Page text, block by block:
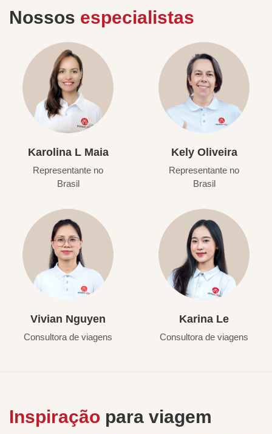
Nossos especialistas
Karolina L Maia
Representante no
Brasil
Kely Oliveira
Representante no
Brasil
Vivian Nguyen
Consultora de viagens
Karina Le
Consultora de viagens
Inspiração para viagem